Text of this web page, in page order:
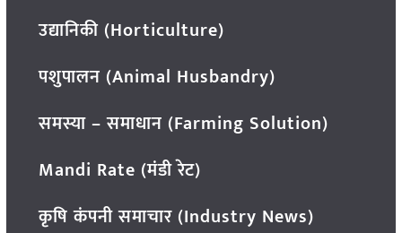
उद्यानिकी (Horticulture)
पशुपालन (Animal Husbandry)
समस्या – समाधान (Farming Solution)
Mandi Rate (मंडी रेट)
कृषि कंपनी समाचार (Industry News)